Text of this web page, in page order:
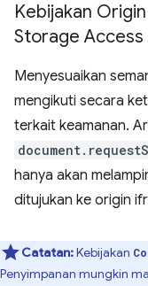
Kebijakan
Storage Access
Menyesuaikan
mengikuti secara
terkait keamanan.
hanya akan
ditujukan ke origin
Catatan:Kebijakan
Penyimpanan mungkin